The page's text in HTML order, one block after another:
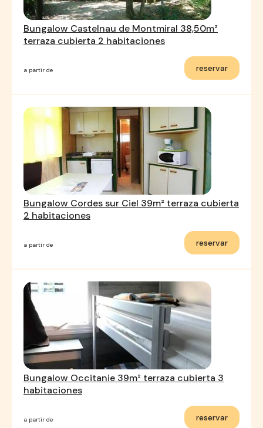
Bungalow Castelnau de Montmiral 38,50m²
terraza cubierta 2 habitaciones
a partir de reservar
Bungalow Cordes sur Ciel 39m² terraza cubierta
2 habitaciones
a partir de reservar
Bungalow Occitanie 39m² terraza cubierta 3
habitaciones
a partir de reservar